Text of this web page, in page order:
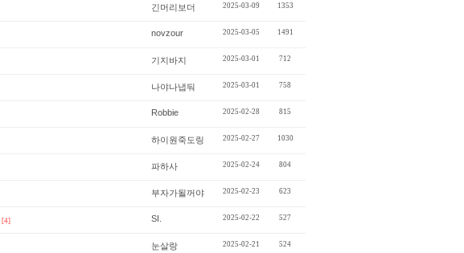
긴머리보더 2025-03-09 1353
novzour 2025-03-05 1491
기지바지 2025-03-01 712
나야나냅둬 2025-03-01 758
Robbie 2025-02-28 815
하이원죽도링 2025-02-27 1030
파하사 2025-02-24 804
부자가될꺼야 2025-02-23 623
[4] SI. 2025-02-22 527
눈살랑 2025-02-21 524